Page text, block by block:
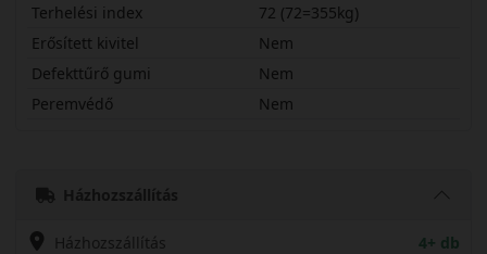
Terhelési index
72 (72=355kg)
Erősített kivitel
Nem
Defekttűrő gumi
Nem
Peremvédő
Nem
Házhozszállítás
Házhozszállítás 4+ db